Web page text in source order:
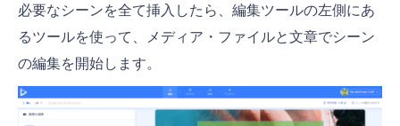
必要なシーンを全て挿入したら、編集ツールの左側にあ
るツールを使って、メディア・ファイルと文章でシーン
の編集を開始します。